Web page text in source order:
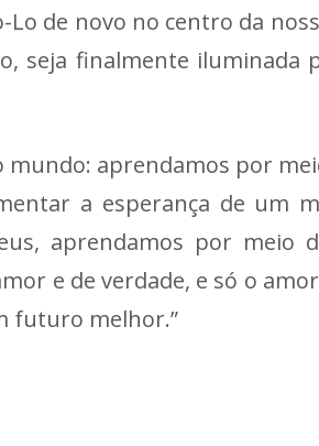
de novo no centro da
seja finalmente iluminada
aprendamos por
a esperança de um
aprendamos por meio
e de verdade, e só o
futuro melhor.”